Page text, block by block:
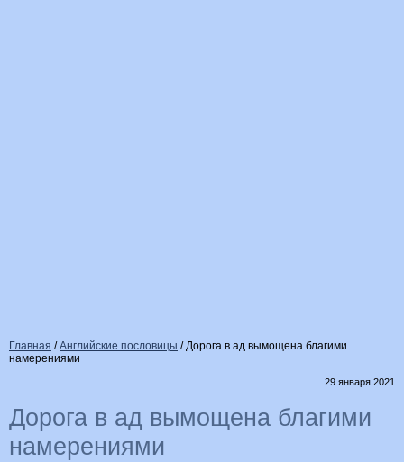
Главная /Английские пословицы /Дорога в ад вымощена благими
намерениями
29 января 2021
Дорога в ад вымощена благими
намерениями